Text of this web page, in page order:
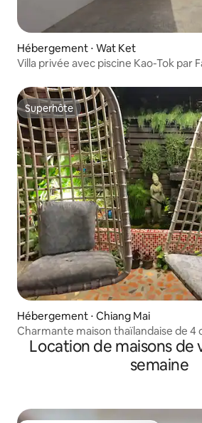
Hébergement ⋅ Wat Ket
Villa privée avec piscine Kao-Tok par
Superhôte
Superhôte
Hébergement ⋅ Chiang Mai
Charmante maison thaïlandaise de 4
centre de CM
Location de maisons de
semaine